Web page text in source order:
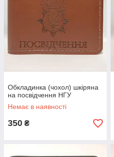
Обкладинка (чохол) шкіряна
на посвідчення НГУ
Немає в наявності
350 ₴